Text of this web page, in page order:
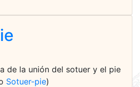
de la unión del sotuer y el pie
Sotuer-pie)